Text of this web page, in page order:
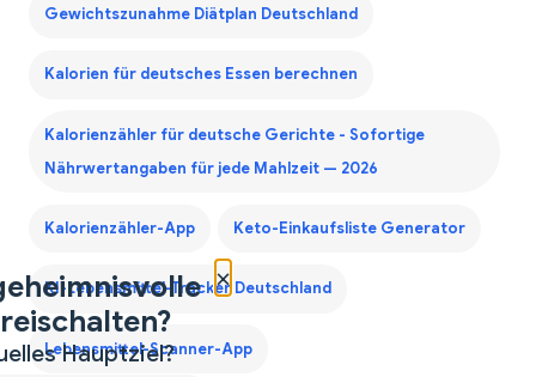
Gewichtszunahme Diätplan Deutschland
Kalorien für deutsches Essen berechnen
Kalorienzähler für deutsche Gerichte - Sofortige
Nährwertangaben für jede Mahlzeit — 2026
Kalorienzähler-App Keto-Einkaufsliste Generator
KI-Lebensmittel-Tracker Deutschland
Lebensmittel-Scanner-App
×
Hauptziel?